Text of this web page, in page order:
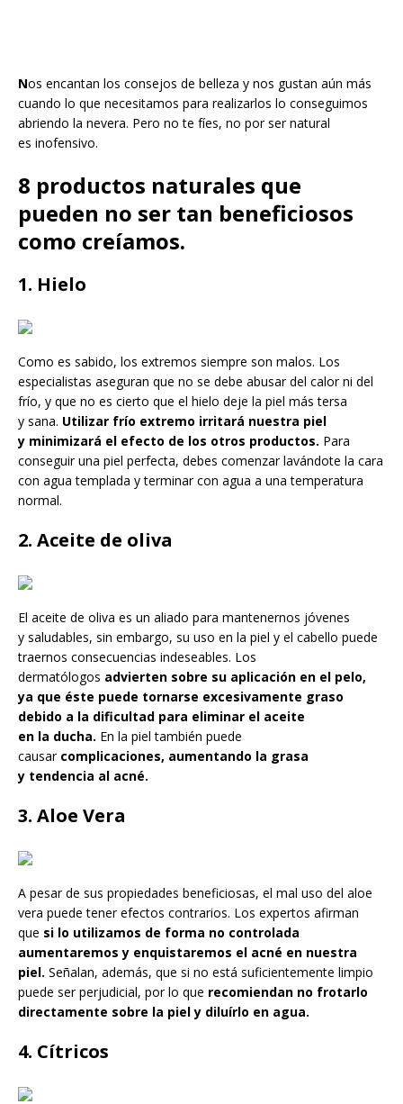
Nos encantan los consejos de belleza y nos gustan aún más
cuando lo que necesitamos para realizarlos lo conseguimos
abriendo la nevera. Pero no te fíes, no por ser natural
es inofensivo.
8 productos naturales que
pueden no ser tan beneficiosos
como creíamos.
1. Hielo
Como es sabido, los extremos siempre son malos. Los
especialistas aseguran que no se debe abusar del calor ni del
frío, y que no es cierto que el hielo deje la piel más tersa
y sana. Utilizar frío extremo irritará nuestra piel
y minimizará el efecto de los otros productos. Para
conseguir una piel perfecta, debes comenzar lavándote la cara
con agua templada y terminar con agua a una temperatura
normal.
2. Aceite de oliva
El aceite de oliva es un aliado para mantenernos jóvenes
y saludables, sin embargo, su uso en la piel y el cabello puede
traernos consecuencias indeseables. Los
dermatólogos advierten sobre su aplicación en el pelo,
ya que éste puede tornarse excesivamente graso
debido a la dificultad para eliminar el aceite
en la ducha. En la piel también puede
causar complicaciones, aumentando la grasa
y tendencia al acné.
3. Aloe Vera
A pesar de sus propiedades beneficiosas, el mal uso del aloe
vera puede tener efectos contrarios. Los expertos afirman
que si lo utilizamos de forma no controlada
aumentaremos y enquistaremos el acné en nuestra
piel. Señalan, además, que si no está suficientemente limpio
puede ser perjudicial, por lo que recomiendan no frotarlo
directamente sobre la piel y diluírlo en agua.
4. Cítricos